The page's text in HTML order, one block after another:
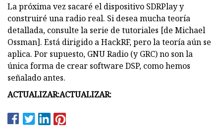
La próxima vez sacaré el dispositivo SDRPlay y
construiré una radio real. Si desea mucha teoría
detallada, consulte la serie de tutoriales [de Michael
Ossman]. Está dirigido a HackRF, pero la teoría aún se
aplica. Por supuesto, GNU Radio (y GRC) no son la
única forma de crear software DSP, como hemos
señalado antes.
ACTUALIZAR:ACTUALIZAR: